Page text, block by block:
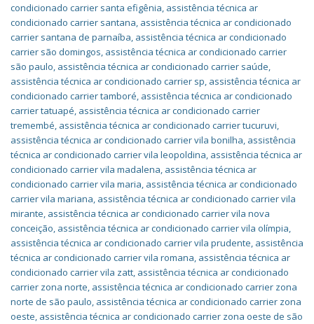
condicionado carrier santa efigênia, assistência técnica ar
condicionado carrier santana, assistência técnica ar condicionado
carrier santana de parnaíba, assistência técnica ar condicionado
carrier são domingos, assistência técnica ar condicionado carrier
são paulo, assistência técnica ar condicionado carrier saúde,
assistência técnica ar condicionado carrier sp, assistência técnica ar
condicionado carrier tamboré, assistência técnica ar condicionado
carrier tatuapé, assistência técnica ar condicionado carrier
tremembé, assistência técnica ar condicionado carrier tucuruvi,
assistência técnica ar condicionado carrier vila bonilha, assistência
técnica ar condicionado carrier vila leopoldina, assistência técnica ar
condicionado carrier vila madalena, assistência técnica ar
condicionado carrier vila maria, assistência técnica ar condicionado
carrier vila mariana, assistência técnica ar condicionado carrier vila
mirante, assistência técnica ar condicionado carrier vila nova
conceição, assistência técnica ar condicionado carrier vila olímpia,
assistência técnica ar condicionado carrier vila prudente, assistência
técnica ar condicionado carrier vila romana, assistência técnica ar
condicionado carrier vila zatt, assistência técnica ar condicionado
carrier zona norte, assistência técnica ar condicionado carrier zona
norte de são paulo, assistência técnica ar condicionado carrier zona
oeste, assistência técnica ar condicionado carrier zona oeste de são